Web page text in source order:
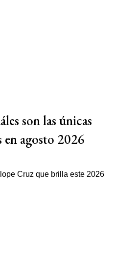
son las únicas
en agosto 2026